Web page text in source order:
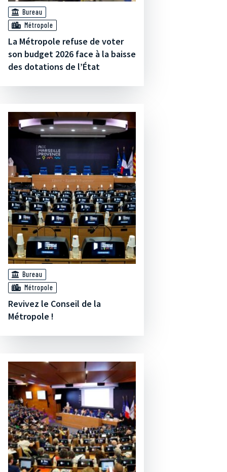
Bureau
Métropole
La Métropole refuse de voter
son budget 2026 face à la baisse
des dotations de l’État
Bureau
Métropole
Revivez le Conseil de la
Métropole !